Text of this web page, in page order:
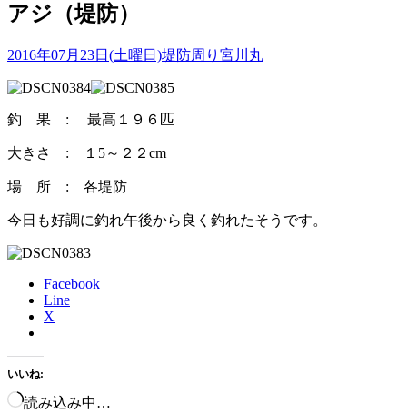
アジ（堤防）
2016年07月23日(土曜日)堤防周り 宮川丸
釣 果 : 最高１９６匹
大きさ : １5～２２cm
場 所 : 各堤防
今日も好調に釣れ午後から良く釣れたそうです。
Facebook
Line
X
いいね:
読み込み中…